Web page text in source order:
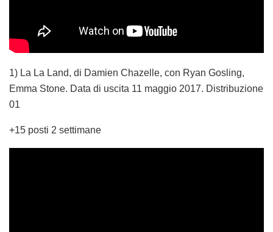
1) La La Land, di Damien Chazelle, con Ryan Gosling,
Emma Stone. Data di uscita 11 maggio 2017. Distribuzione
01
+15 posti 2 settimane